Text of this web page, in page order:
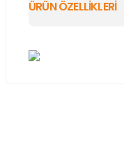
ÜRÜN ÖZELLİKLERİ